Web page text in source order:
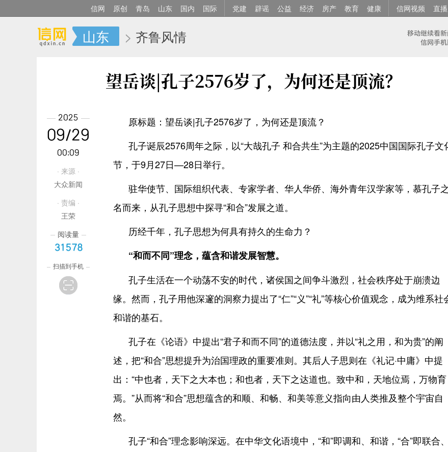
信网 原创 青岛 山东 国内 国际 党建 辟谣 公益 经济 房产 教育 健康 信网视频 直
山东 > 齐鲁风情
望岳谈|孔子2576岁了，为何还是顶流？
原标题：望岳谈|孔子2576岁了，为何还是顶流？
孔子诞辰2576周年之际，以“大哉孔子 和合共生”为主题的2025中国国际孔子文
节，于9月27日—28日举行。
驻华使节、国际组织代表、专家学者、华人华侨、海外青年汉学家等，慕孔子之
名而来，从孔子思想中探寻“和合”发展之道。
历经千年，孔子思想为何具有持久的生命力？
“和而不同”理念，蕴含和谐发展智慧。
孔子生活在一个动荡不安的时代，诸侯国之间争斗激烈，社会秩序处于崩溃边
缘。然而，孔子用他深邃的洞察力提出了“仁”“义”“礼”等核心价值观念，成为维系社
和谐的基石。
孔子在《论语》中提出“君子和而不同”的道德法度，并以“礼之用，和为贵”的阐
述，把“和合”思想提升为治国理政的重要准则。其后人子思则在《礼记·中庸》中提
出：“中也者，天下之大本也；和也者，天下之达道也。致中和，天地位焉，万物育
焉。”从而将“和合”思想蕴含的和顺、和畅、和美等意义指向由人类推及整个宇宙自
然。
孔子“和合”理念影响深远。在中华文化语境中，“和”即调和、和谐，“合”即联合、
2025
09/29
00:09
· 来源 ·
大众新闻
· 责编 ·
王荣
阅读量
31578
扫描到手机